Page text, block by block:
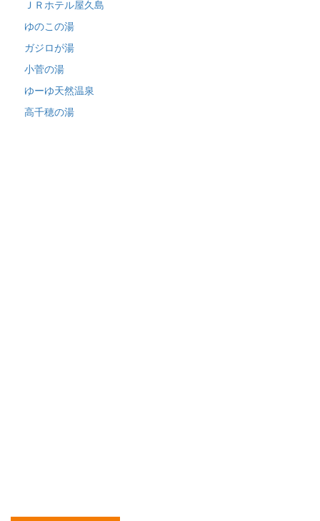
ＪＲホテル屋久島
ゆのこの湯
ガジロが湯
小菅の湯
ゆーゆ天然温泉
高千穂の湯